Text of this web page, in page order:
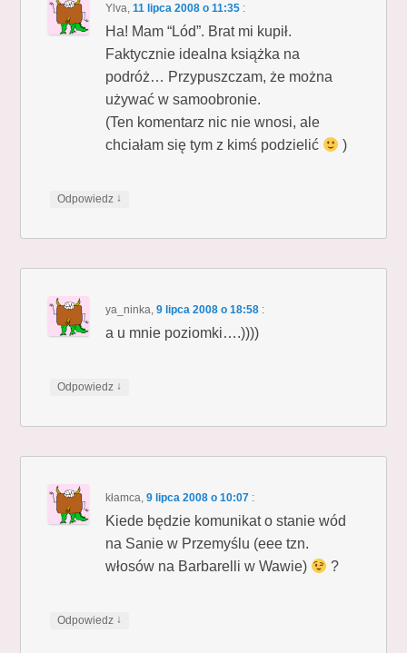
Ylva,11 lipca 2008 o 11:35 :
Ha! Mam “Lód”. Brat mi kupił.
Faktycznie idealna książka na
podróż… Przypuszczam, że można
używać w samoobronie.
(Ten komentarz nic nie wnosi, ale
chciałam się tym z kimś podzielić
)
Odpowiedz ↓
ya_ninka,9 lipca 2008 o 18:58 :
a u mnie poziomki….))))
Odpowiedz ↓
kłamca,9 lipca 2008 o 10:07 :
Kiede będzie komunikat o stanie wód
na Sanie w Przemyślu (eee tzn.
włosów na Barbarelli w Wawie)
?
Odpowiedz ↓